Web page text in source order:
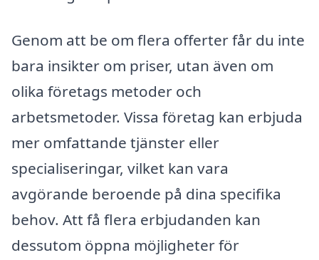
Genom att be om flera offerter får du inte
bara insikter om priser, utan även om
olika företags metoder och
arbetsmetoder. Vissa företag kan erbjuda
mer omfattande tjänster eller
specialiseringar, vilket kan vara
avgörande beroende på dina specifika
behov. Att få flera erbjudanden kan
dessutom öppna möjligheter för